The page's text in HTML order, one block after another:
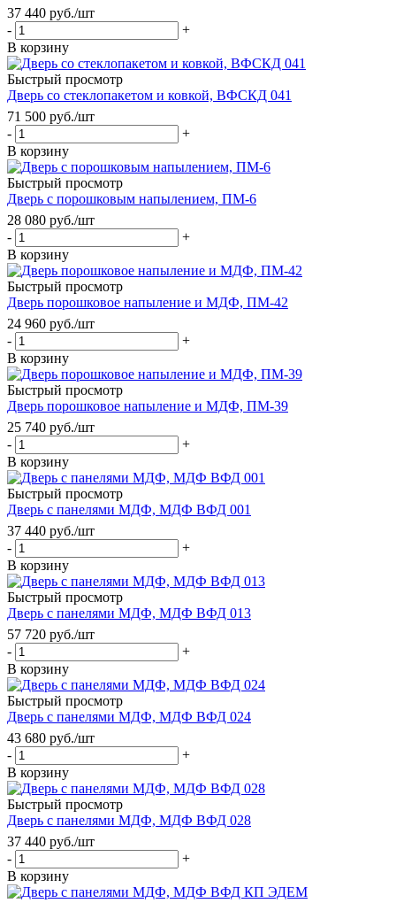
37 440 руб./шт
-
+
В корзину
Быстрый просмотр
Дверь со стеклопакетом и ковкой, ВФСКД 041
71 500 руб./шт
-
+
В корзину
Быстрый просмотр
Дверь с порошковым напылением, ПМ-6
28 080 руб./шт
-
+
В корзину
Быстрый просмотр
Дверь порошковое напыление и МДФ, ПМ-42
24 960 руб./шт
-
+
В корзину
Быстрый просмотр
Дверь порошковое напыление и МДФ, ПМ-39
25 740 руб./шт
-
+
В корзину
Быстрый просмотр
Дверь с панелями МДФ, МДФ ВФД 001
37 440 руб./шт
-
+
В корзину
Быстрый просмотр
Дверь с панелями МДФ, МДФ ВФД 013
57 720 руб./шт
-
+
В корзину
Быстрый просмотр
Дверь с панелями МДФ, МДФ ВФД 024
43 680 руб./шт
-
+
В корзину
Быстрый просмотр
Дверь с панелями МДФ, МДФ ВФД 028
37 440 руб./шт
-
+
В корзину